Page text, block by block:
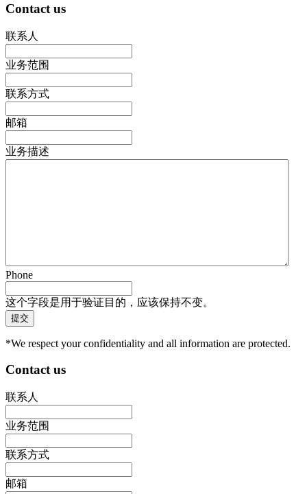
Contact us
联系人
业务范围
联系方式
邮箱
业务描述
Phone
这个字段是用于验证目的，应该保持不变。
*We respect your confidentiality and all information are protected.
Contact us
联系人
业务范围
联系方式
邮箱